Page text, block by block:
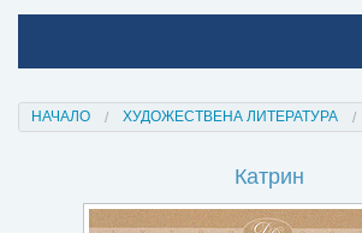
Електронни книги
НАЧАЛО ХУДОЖЕСТВЕНА ЛИТЕРАТУРА
Катрин